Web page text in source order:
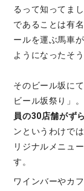
るって知ってま
であることは有
ールを運ぶ馬車
ようになったそう
そのビール坂に
ビール坂祭り」
員の30店舗がず
ンというわけで
リジナルメニュ
す。
ワインバーやカ